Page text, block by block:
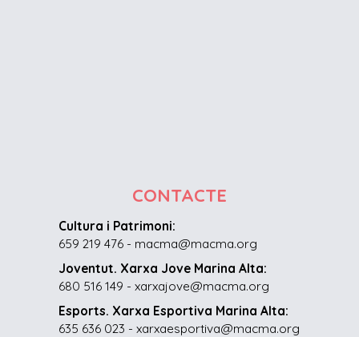
CONTACTE
Cultura i Patrimoni:
659 219 476 - macma@macma.org
Joventut. Xarxa Jove Marina Alta:
680 516 149 - xarxajove@macma.org
Esports. Xarxa Esportiva Marina Alta:
635 636 023 - xarxaesportiva@macma.org